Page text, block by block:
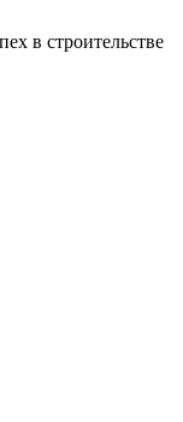
в строительстве